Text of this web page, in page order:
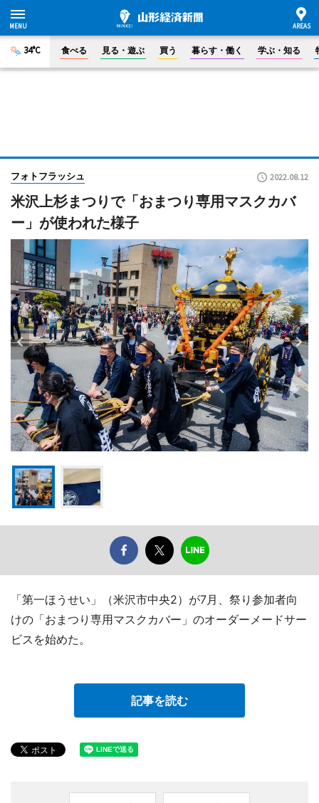
34°C 食べる 見る・遊ぶ 買う 暮らす・働く 学ぶ・知る
フォトフラッシュ 2022.08.12
米沢上杉まつりで「おまつり専用マスクカバ
ー」が使われた様子
「第一ほうせい」（米沢市中央2）が7月、祭り参加者向
けの「おまつり専用マスクカバー」のオーダーメードサー
ビスを始めた。
記事を読む